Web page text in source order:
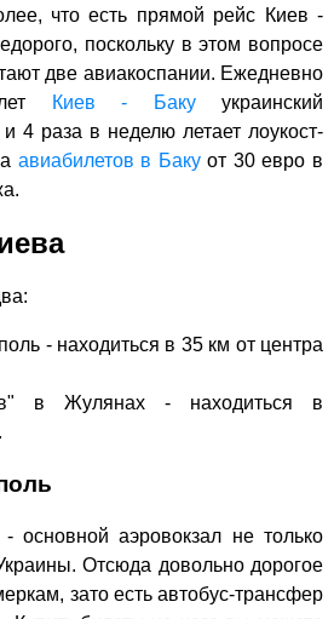
что есть прямой рейс Киев -
поскольку в этом вопросе
две авиакоспании. Ежедневно
Киев - Бакуукраинский
4 раза в неделю летает лоукост-
авиабилетов в Бакуот 30 евро в
- находиться в 35 км от центра
в Жулянах - находиться в
основной аэровокзал не только
Отсюда довольно дорогое
зато есть автобус-трансфер